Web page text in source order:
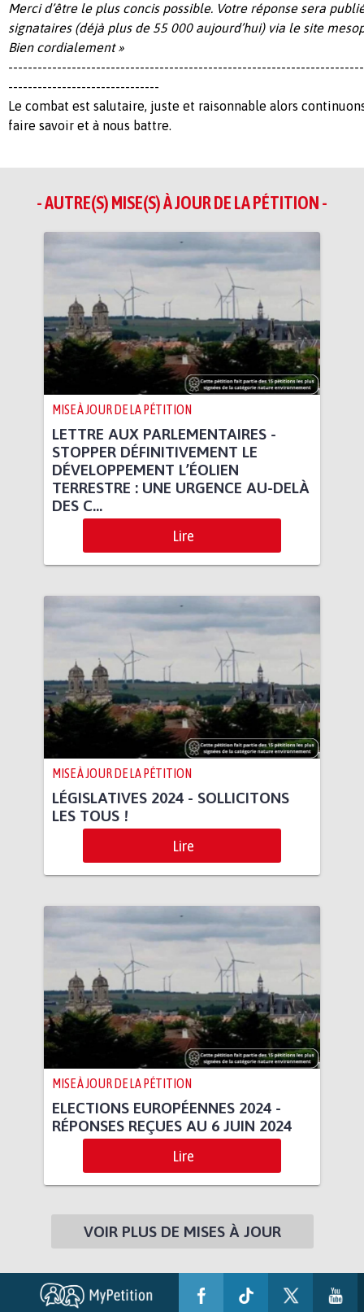
Merci d’être le plus concis possible. Votre réponse sera
signataires (déjà plus de 55 000 aujourd’hui) via le site
Bien cordialement »
-------------------------------
Le combat est salutaire, juste et raisonnable alors
faire savoir et à nous battre.
- AUTRE(S) MISE(S) À JOUR DE LA PÉTITION -
MISE À JOUR DE LA PÉTITION
LETTRE AUX PARLEMENTAIRES -
STOPPER DÉFINITIVEMENT LE
DÉVELOPPEMENT L’ÉOLIEN
TERRESTRE : UNE URGENCE AU-DELÀ
DES C...
Lire
MISE À JOUR DE LA PÉTITION
LÉGISLATIVES 2024 - SOLLICITONS
LES TOUS !
Lire
MISE À JOUR DE LA PÉTITION
ELECTIONS EUROPÉENNES 2024 -
RÉPONSES REÇUES AU 6 JUIN 2024
Lire
VOIR PLUS DE MISES À JOUR